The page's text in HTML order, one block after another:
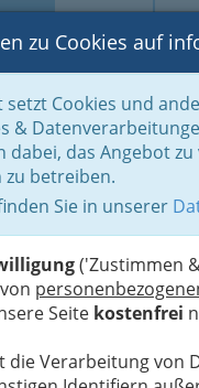
Suche
zu Cookies auf
setzt Cookies und
&
dabei, das Angebot
betreiben.
Sie in unserer
('Zustimmen
Seite kostenfrei
die Verarbeitung von
Freizeit & Sport
& Piercing
für